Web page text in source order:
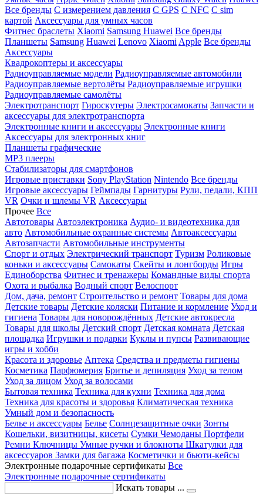
Все бренды C измерением давления C GPS C NFC C sim
картой Аксессуары для умных часов
Фитнес браслеты Xiaomi Samsung Huawei Все бренды
Планшеты Samsung Huawei Lenovo Xiaomi Apple Все бренды
Аксессуары
Квадрокоптеры и аксессуары
Радиоуправляемые модели Радиоуправляемые автомобили
Радиоуправляемые вертолёты Радиоуправляемые игрушки
Радиоуправляемые самолёты
Электротранспорт Гироскутеры Электросамокаты Запчасти и
аксессуары для электротранспорта
Электронные книги и аксессуары Электронные книги
Аксессуары для электронных книг
Планшеты графические
MP3 плееры
Стабилизаторы для смартфонов
Игровые приставки Sony PlayStation Nintendo Все бренды
Игровые аксессуары Геймпады Гарнитуры Рули, педали, КПП
VR Очки и шлемы VR Аксессуары
Прочее Все
Автотовары Автоэлектроника Аудио- и видеотехника для
авто Автомобильные охранные системы Автоаксессуары
Автозапчасти Автомобильные инструменты
Спорт и отдых Электрический транспорт Туризм Роликовые
коньки и аксессуары Самокаты Скейты и лонгборды Игры
Единоборства Фитнес и тренажеры Командные виды спорта
Охота и рыбалка Водный спорт Велоспорт
Дом, дача, ремонт Строительство и ремонт Товары для дома
Детские товары Детские коляски Питание и кормление Уход и
гигиена Товары для новорождённых Детские автокресла
Товары для школы Детский спорт Детская комната Детская
площадка Игрушки и подарки Куклы и пупсы Развивающие
игры и хобби
Красота и здоровье Аптека Средства и предметы гигиены
Косметика Парфюмерия Бритье и депиляция Уход за телом
Уход за лицом Уход за волосами
Бытовая техника Техника для кухни Техника для дома
Техника для красоты и здоровья Климатическая техника
Умный дом и безопасность
Белье и аксессуары Белье Солнцезащитные очки Зонты
Кошельки, визитницы, кисеты Сумки Чемоданы Портфели
Ремни Ключницы Умные ручки и блокноты Шкатулки для
аксессуаров Замки для багажа Косметички и бьюти-кейсы
Электронные подарочные сертификаты Все
Электронные подарочные сертификаты
Искать товары ...